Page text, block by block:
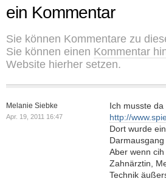
ein Kommentar
Sie können Kommentare zu
Sie können einen Kommentar
Website hierher setzen.
Melanie Siebke
Apr. 19, 2011 16:47
Ich musste
http://
Dort wurde
Aber wenn
Zahnärztin,
Technik